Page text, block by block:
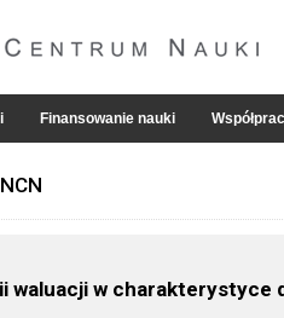
Finansowanie nauki
waluacji w charakterystyce